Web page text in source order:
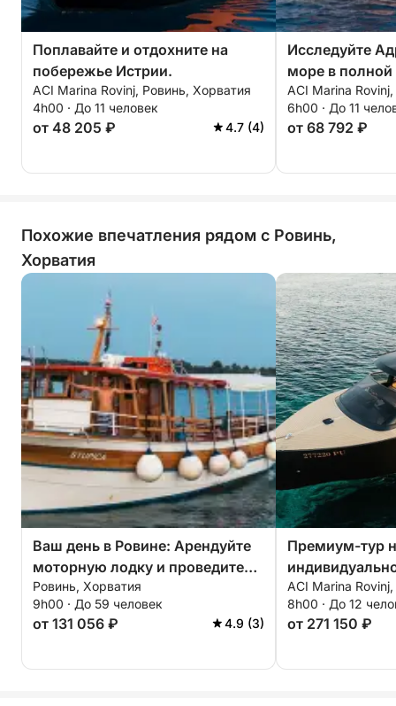
Поплавайте и отдохните на
побережье Истрии.
ACI Marina Rovinj, Ровинь, Хорватия
4h00 · До 11 человек
от 48 205 ₽ 4.7 (4)
Исследуйте
море в полной
ACI Marina
6h00 · До 11
от 68 792 ₽
Похожие впечатления рядом с Ровинь,
Хорватия
Ваш день в Ровине: Арендуйте
моторную лодку и проведите
целый день, исследуя
окрестности.
Ровинь, Хорватия
9h00 · До 59 человек
от 131 056 ₽ 4.9 (3)
Премиум-тур
группы до 12
скоростном
включено,
ACI Marina
8h00 · До 12
от 271 150 ₽